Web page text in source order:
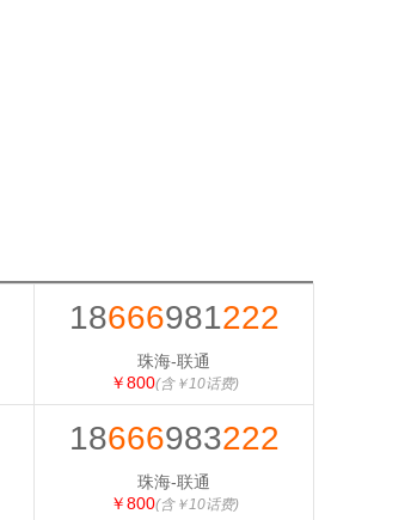
18666981222
珠海-联通
￥800(含￥10话费)
18666983222
珠海-联通
￥800(含￥10话费)